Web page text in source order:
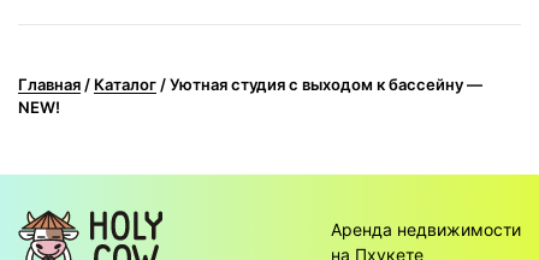
Главная / Каталог /Уютная студия с выходом к бассейну —
NEW!
Аренда недвижимости
на Пхукете